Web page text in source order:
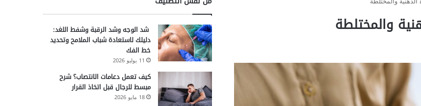
شد الوجه وشد الرقبة وشفط اللغد:
دليلك لاستعادة شباب الملامح وتحديد
خط الفك
11 يوليو 2026
كيف تعمل دعامات الانتصاب؟ شرح
مبسط للرجال قبل اتخاذ القرار
18 مايو 2026